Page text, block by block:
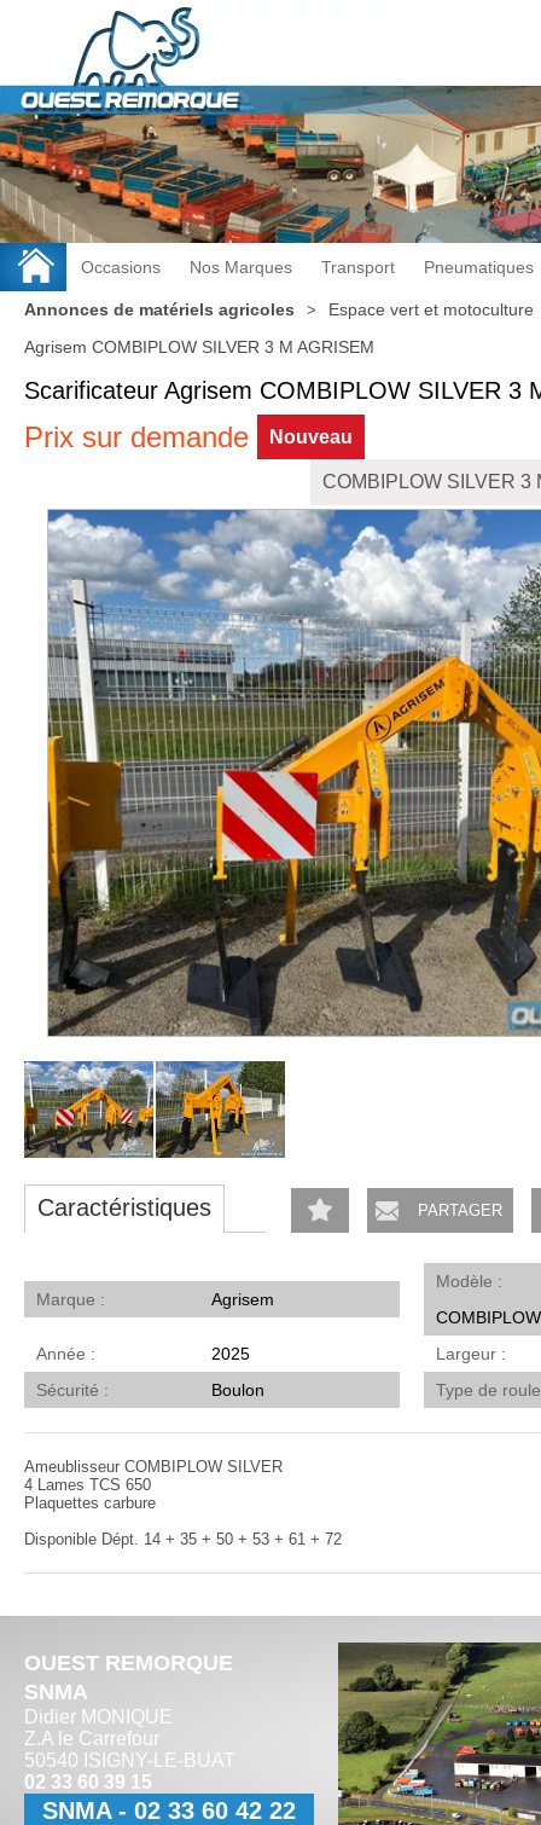
Occasions Nos Marques Transport Pneumatiques
Annonces de matériels agricoles
Espace vert et motoculture
Agrisem COMBIPLOW SILVER 3 M AGRISEM
Scarificateur Agrisem COMBIPLOW SILVER 3
Prix sur demande Nouveau
COMBIPLOW SILVER 3
Caractéristiques PARTAGER
Marque Agrisem
Modèle
Année
2025
Largeur
Sécurité
Boulon Type de
Ameublisseur COMBIPLOW SILVER
4 Lames TCS 650
Plaquettes carbure
Disponible Dépt. 14 + 35 + 50 + 53 + 61 + 72
OUEST REMORQUE
SNMA
Didier MONIQUE
Z.A le Carrefour
50540 ISIGNY-LE-BUAT
02 33 60 39 15
SNMA - 02 33 60 42 22